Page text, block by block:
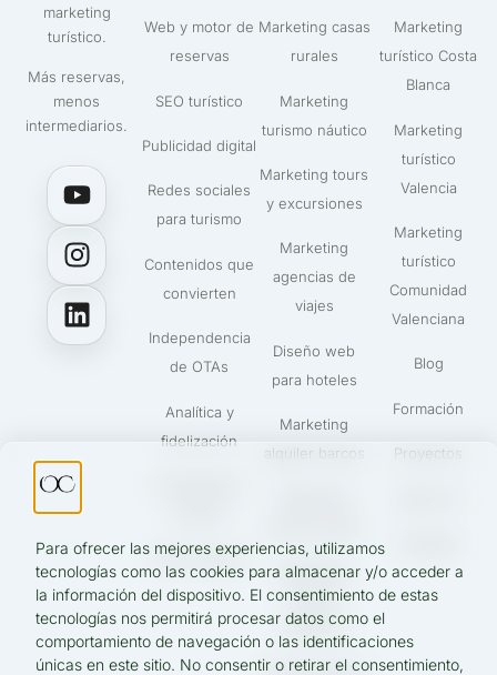
Para ofrecer las mejores experiencias, utilizamos
tecnologías como las cookies para almacenar y/o acceder a
la información del dispositivo. El consentimiento de estas
tecnologías nos permitirá procesar datos como el
comportamiento de navegación o las identificaciones
únicas en este sitio. No consentir o retirar el consentimiento,
marketing
turístico.
Más reservas,
menos
intermediarios.
Web y motor de
reservas
SEO turístico
Publicidad digital
Redes sociales
para turismo
Contenidos que
convierten
Independencia
de OTAs
Analítica y
fidelización
UGC Turismo
Marketing casas
rurales
Marketing
turismo náutico
Marketing tours
y excursiones
Marketing
agencias de
viajes
Diseño web
para hoteles
Marketing
alquiler barcos
Marketing
tuktuks
turísticos
Marketing
turístico Costa
Blanca
Marketing
turístico
Valencia
Marketing
turístico
Comunidad
Valenciana
Blog
Formación
Proyectos